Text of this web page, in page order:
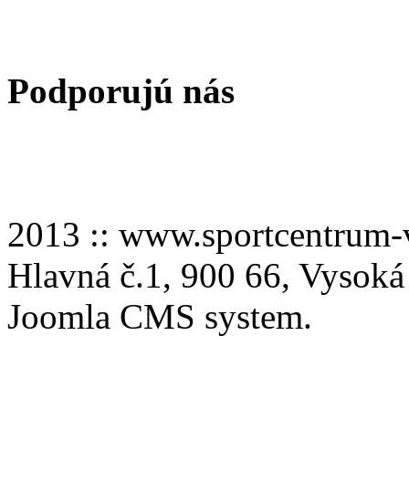
Podporujú nás
2013 ::
Hlavná č.1, 900 66,
Joomla CMS system.